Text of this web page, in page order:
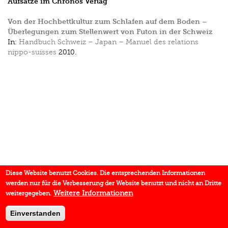
Von der Hochbettkultur zum Schlafen auf dem Boden –
Überlegungen zum Stellenwert von Futon in der Schweiz
In: Handbuch Schweiz – Japan – Manuel des relations
nippo-suisses 2010.
Diese Website benutzt Cookies. Die entsprechenden Informationen
werden nur für die Verbesserung der Website benutzt und nicht an Dritte
weitergegeben. Weitere Informationen
Einverstanden